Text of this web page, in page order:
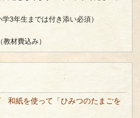
3年生までは付き添い必須）
材費込み）
和紙を使って「ひみつのたまごを